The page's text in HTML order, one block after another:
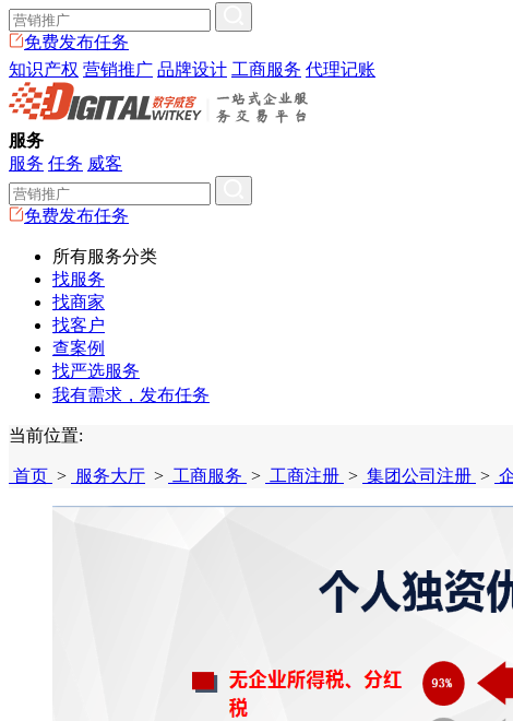
免费发布任务
知识产权 营销推广 品牌设计 工商服务 代理记账
服务
服务 任务 威客
免费发布任务
所有服务分类
找服务
找商家
找客户
查案例
找严选服务
我有需求，发布任务
当前位置:
首页 > 服务大厅 > 工商服务 > 工商注册 > 集团公司注册 >